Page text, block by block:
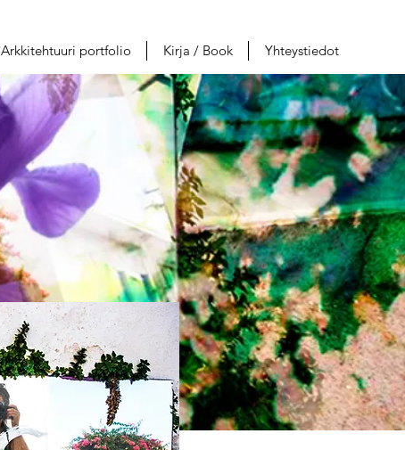
Arkkitehtuuri portfolio Kirja / Book Yhteystiedot